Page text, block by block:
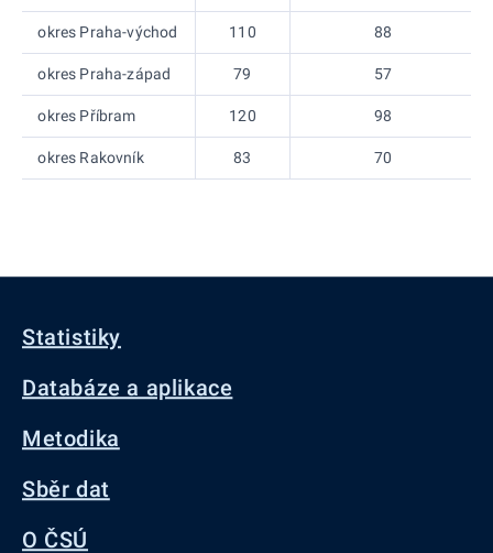
okres Praha-východ 110 88
okres Praha-západ 79 57
okres Příbram 120 98
okres Rakovník 83 70
Statistiky
Databáze a aplikace
Metodika
Sběr dat
O ČSÚ